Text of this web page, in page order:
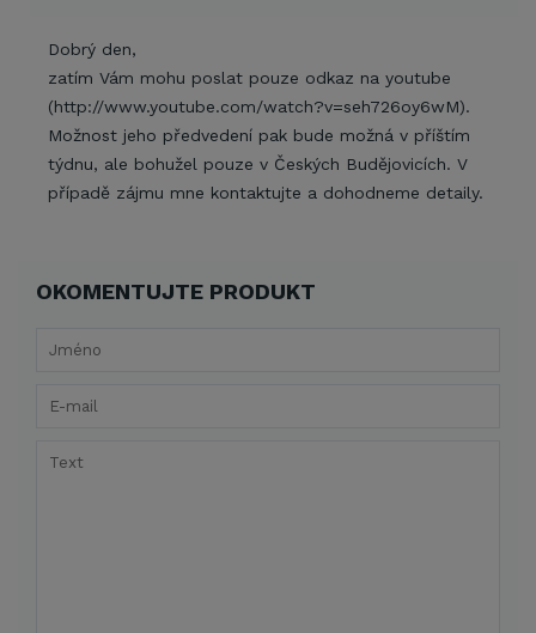
Dobrý den,
zatím Vám mohu poslat pouze odkaz na youtube
(http://www.youtube.com/watch?v=seh726oy6wM).
Možnost jeho předvedení pak bude možná v příštím
týdnu, ale bohužel pouze v Českých Budějovicích. V
případě zájmu mne kontaktujte a dohodneme detaily.
OKOMENTUJTE PRODUKT